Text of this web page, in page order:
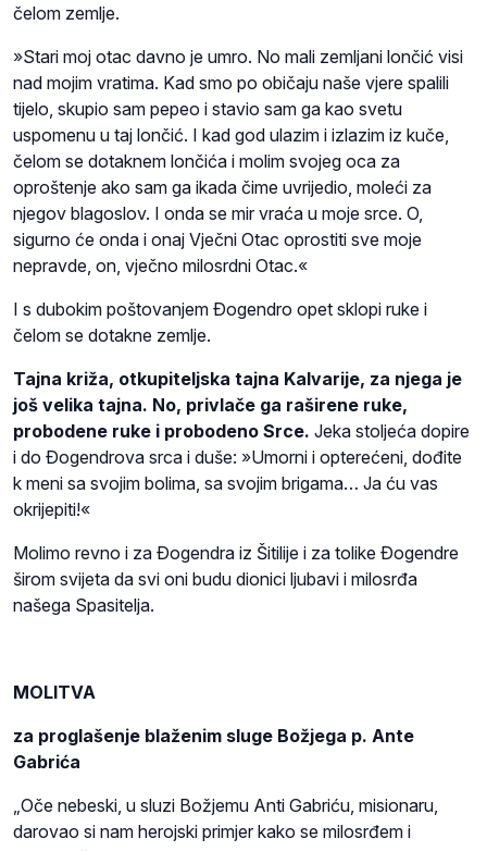
čelom zemlje.
»Stari moj otac davno je umro. No mali zemljani lončić visi
nad mojim vratima. Kad smo po običaju naše vjere spalili
tijelo, skupio sam pepeo i stavio sam ga kao svetu
uspomenu u taj lončić. I kad god ulazim i izlazim iz kuče,
čelom se dotaknem lončića i molim svojeg oca za
oproštenje ako sam ga ikada čime uvrijedio, moleći za
njegov blagoslov. I onda se mir vraća u moje srce. O,
sigurno će onda i onaj Vječni Otac oprostiti sve moje
nepravde, on, vječno milosrdni Otac.«
I s dubokim poštovanjem Ðogendro opet sklopi ruke i
čelom se dotakne zemlje.
Tajna križa, otkupiteljska tajna Kalvarije, za njega je
još velika tajna. No, privlače ga raširene ruke,
probodene ruke i probodeno Srce. Jeka stoljeća dopire
i do Ðogendrova srca i duše: »Umorni i opterećeni, dođite
k meni sa svojim bolima, sa svojim brigama… Ja ću vas
okrijepiti!«
Molimo revno i za Ðogendra iz Šitilije i za tolike Ðogendre
širom svijeta da svi oni budu dionici ljubavi i milosrđa
našega Spasitelja.
MOLITVA
za proglašenje blaženim sluge Božjega p. Ante
Gabrića
„Oče nebeski, u sluzi Božjemu Anti Gabriću, misionaru,
darovao si nam herojski primjer kako se milosrđem i